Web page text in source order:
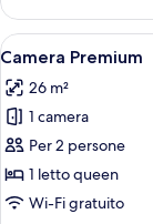
Comfort
Apri
tutte
le
foto
per
Camera
Premium
24
Camera Premium
26 m²
1 camera
Per 2 persone
1 letto queen
Wi-Fi gratuito